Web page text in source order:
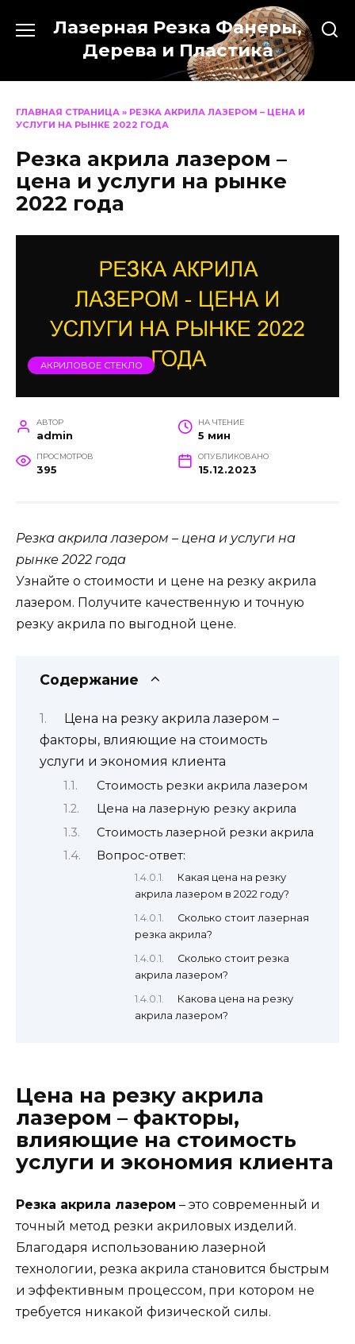
содержанию
Лазерная Резка Фанеры,
Дерева и Пластика
ГЛАВНАЯ СТРАНИЦА » РЕЗКА АКРИЛА ЛАЗЕРОМ – ЦЕНА И
УСЛУГИ НА РЫНКЕ 2022 ГОДА
Резка акрила лазером –
цена и услуги на рынке
2022 года
АКРИЛОВОЕ СТЕКЛО
АВТОР
admin
НА ЧТЕНИЕ
5 мин
ПРОСМОТРОВ
395
ОПУБЛИКОВАНО
15.12.2023
Резка акрила лазером – цена и услуги на
рынке 2022 года
Узнайте о стоимости и цене на резку акрила
лазером. Получите качественную и точную
резку акрила по выгодной цене.
Содержание
Цена на резку акрила лазером –
факторы, влияющие на стоимость
услуги и экономия клиента
Стоимость резки акрила лазером
Цена на лазерную резку акрила
Стоимость лазерной резки акрила
Вопрос-ответ:
Какая цена на резку
акрила лазером в 2022 году?
Сколько стоит лазерная
резка акрила?
Сколько стоит резка
акрила лазером?
Какова цена на резку
акрила лазером?
Цена на резку акрила
лазером – факторы,
влияющие на стоимость
услуги и экономия клиента
Резка акрила лазером – это современный и
точный метод резки акриловых изделий.
Благодаря использованию лазерной
технологии, резка акрила становится быстрым
и эффективным процессом, при котором не
требуется никакой физической силы.